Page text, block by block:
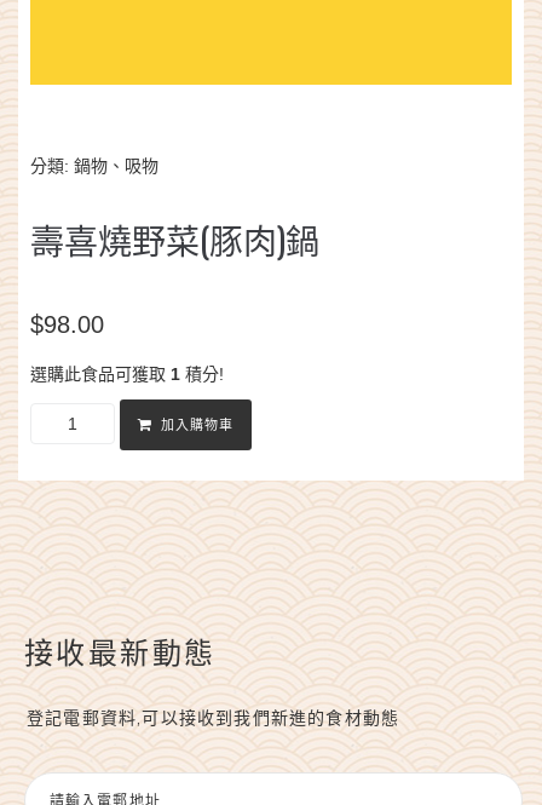
分類: 鍋物、吸物
壽喜燒野菜(豚肉)鍋
$98.00
選購此食品可獲取 1 積分!
加入購物車
接收最新動態
登記電郵資料,可以接收到我們新進的食材動態